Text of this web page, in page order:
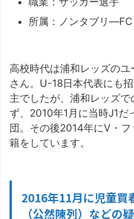
所属：ノンタブリ―FC
高校時代は浦和レッズの
さん。U-18日本代表にも
主でしたが、浦和レッズ
ず、2010年1月に当時J1だ
団。その後2014年にV・
籍をしています。
2016年11月に児童買
（公然陳列）などの